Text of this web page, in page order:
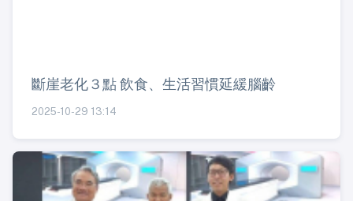
斷崖老化３點 飲食、生活習慣延緩腦齡
2025-10-29 13:14